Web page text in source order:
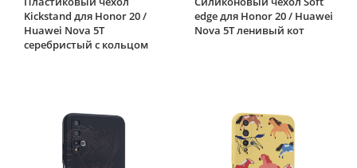
Kickstand для Honor 20 /
Huawei Nova 5T
серебристый с кольцом
edge для Honor 20 / Huawei
Nova 5T ленивый кот